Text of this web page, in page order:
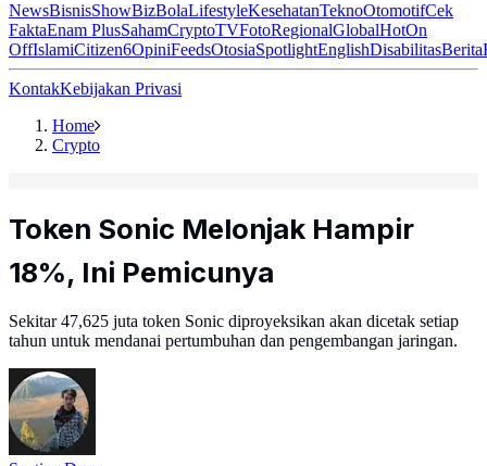
NewsBisnisShowBizBolaLifestyleKesehatanTeknoOtomotifCek
FaktaEnam PlusSahamCryptoTVFotoRegionalGlobalHotOn
OffIslamiCitizen6OpiniFeedsOtosiaSpotlightEnglishDisabilitasBerita
KontakKebijakan Privasi
Home
Crypto
Token Sonic Melonjak Hampir
18%, Ini Pemicunya
Sekitar 47,625 juta token Sonic diproyeksikan akan dicetak setiap
tahun untuk mendanai pertumbuhan dan pengembangan jaringan.